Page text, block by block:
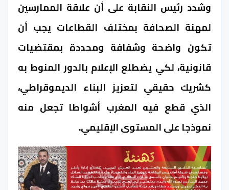
وشدد رئيس النقابة على أن علاقة الممارسين
لمهنة الصحافة بمختلف القطاعات يجب أن
تكون واضحة وشفافة ومحددة بمقتضيات
قانونية، لكي يضطلع الإعلام بالدور المنوط به
كشريك حقيقي لتعزيز البناء الديموقراطي،
الذي قطع فيه المغرب أشواطا تجعل منه
نموذجا على المستوى الإقليمي.